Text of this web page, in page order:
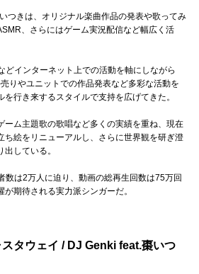
つきは、オリジナル楽曲作品の発表や歌ってみ
、さらにはゲーム実況配信など幅広く活
どインターネット上での活動を軸にしながら
りやユニットでの作品発表など多彩な活動を
行き来するスタイルで支持を広げてきた。
ーム主題歌の歌唱など多くの実績を重ね、現在
ち絵をリニューアルし、さらに世界観を研ぎ澄
している。
数は2万人に迫り、動画の総再生回数は75万回
期待される実力派シンガーだ。
スタウェイ / DJ Genki feat.棗いつ